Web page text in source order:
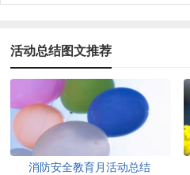
活动总结图文推荐
消防安全教育月活动总结